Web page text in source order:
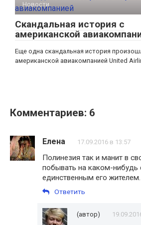
Новости
Скандальная история с
американской
Еще одна скандальная история
американской авиакомпанией United
Комментариев: 6
Елена 17.09.2016 в 13:57
Полинезия так и манит в
побывать на каком-нибудь
единственным его жителем.
Ответить
(автор)